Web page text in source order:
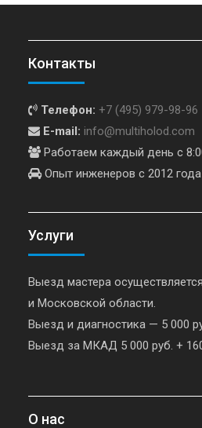
Контакты
Телефон: +7 (495) 979-98-96
E-mail: info@multiholod.com
Работаем каждый день с
Опыт инженеров с 2012 года
Услуги
Выезд мастера
и Московской области.
Выезд и диагностика — 5 000
Выезд за МКАД 5 000 руб. +
О нас